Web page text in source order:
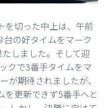
を切った中上は、午前
の好タイムをマーク
しました。そして迎
クで3番手タイムをマ
が期待されましたが、
を更新できず5番手へと